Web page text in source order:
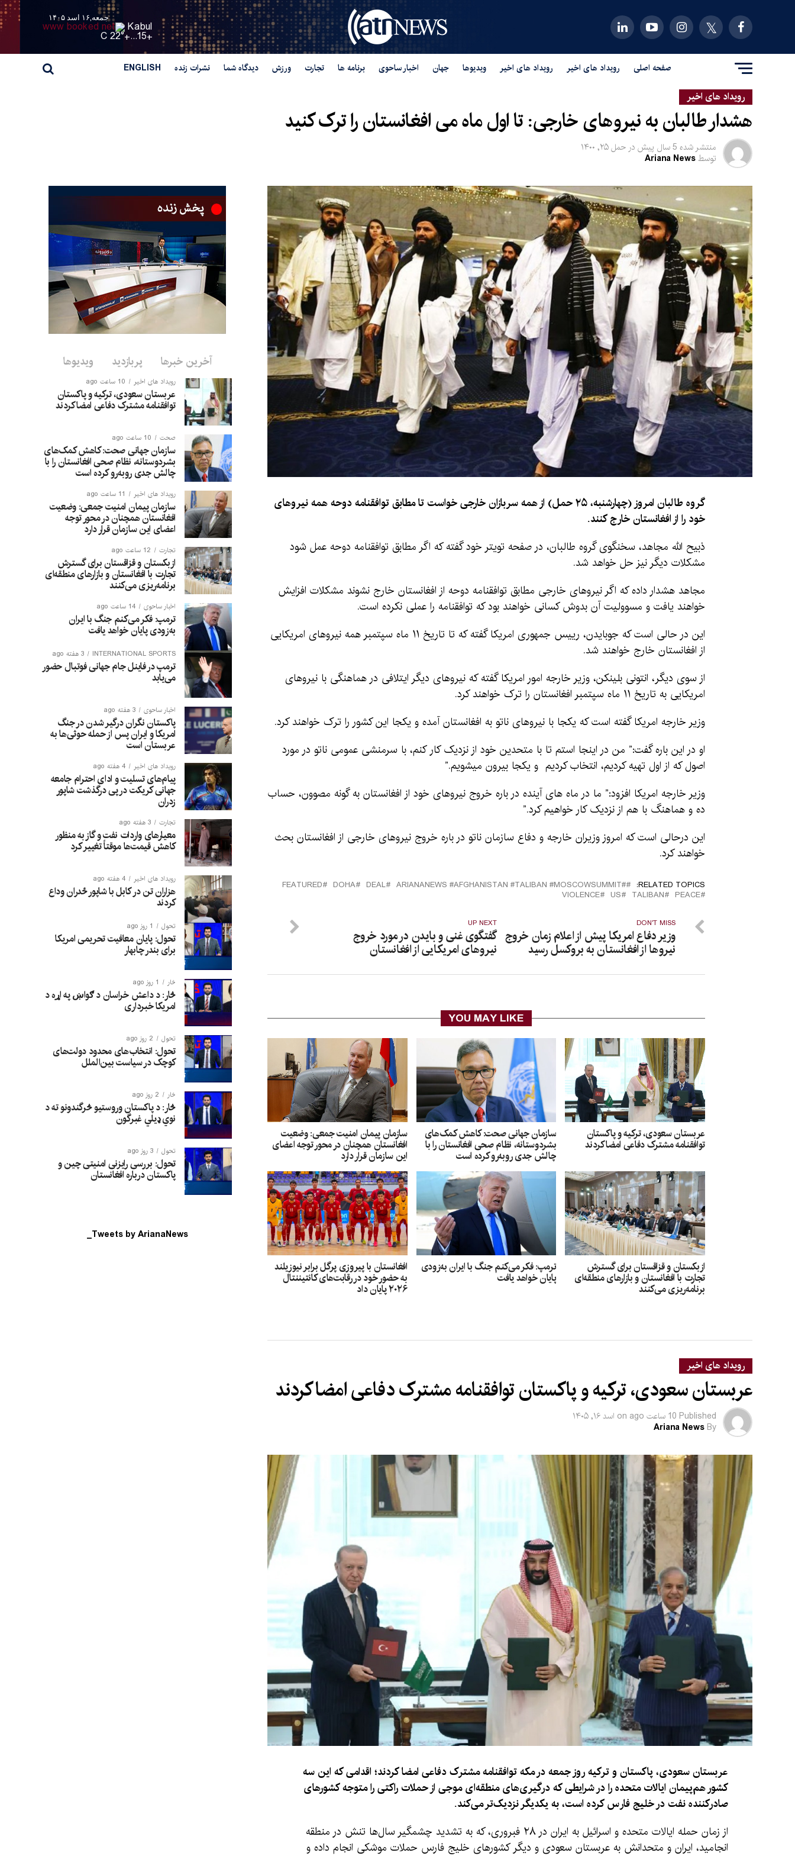
جمعه,۱۶ اسد ۱۴۰۵
Kabul
+
15...
+
22° C
صفحه اصلی رویداد های اخیر رویداد های اخیر ویدیوها جهان اخبار ساحوی برنامه ها تجارت ورزش دیدگاه شما نشرات زنده ENGLISH
رویداد های اخیر
هشدار طالبان به نیروهای خارجی: تا اول ماه می افغانستان را ترک کنید
منتشر شده 5 سال پیش در حمل ۲۵, ۱۴۰۰
توسطAriana News
گروه طالبان امروز (چهارشنبه، ۲۵ حمل) از همه سربازان خارجی خواست تا مطابق توافقنامه دوحه همه نیروهای
خود را از افغانستان خارج کنند.
ذبیح الله مجاهد، سخنگوی گروه طالبان، در صفحه تویتر خود گفته که اگر مطابق توافقنامه دوحه عمل شود
مشکلات دیگر نیز حل خواهد شد.
مجاهد هشدار داده که اگر نیروهای خارجی مطابق توافقنامه دوحه از افغانستان خارج نشوند مشکلات افزایش
خواهند یافت و مسوولیت آن بدوش کسانی خواهند بود که توافقنامه را عملی نکرده است.
این در حالی است که جوبایدن، رییس جمهوری امریکا گفته که تا تاریخ ۱۱ ماه سپتمبر همه نیروهای امریکایی
از افغانستان خارج خواهند شد.
از سوی دیگر، انتونی بلینکن، وزیر خارجه امور امریکا گفته که نیروهای دیگر ایتلافی در هماهنگی با نیروهای
امریکایی به تاریخ ۱۱ ماه سپتمبر افغانستان را ترک خواهند کرد.
وزیر خارجه امریکا گفته است که یکجا با نیروهای ناتو به افغانستان آمده و یکجا این کشور را ترک خواهند کرد.
او در این باره گفت:” من در اینجا استم تا با متحدین خود از نزدیک کار کنم، با سرمنشی عمومی ناتو در مورد
اصول که از اول تهیه کردیم، انتخاب کردیم و یکجا بیرون میشویم.”
وزیر خارجه امریکا افزود:” ما در ماه های آینده در باره خروج نیروهای خود از افغانستان به گونه مصوون، حساب
ده و هماهنگ با هم از نزدیک کار خواهیم کرد.”
این درحالی است که امروز وزیران خارجه و دفاع سازمان ناتو در باره خروج نیروهای خارجی از افغانستان بحث
خواهند کرد.
RELATED TOPICS:
#ARIANANEWS #AFGHANISTAN #TALIBAN #MOSCOWSUMMIT
DEAL
DOHA
FEATURED
PEACE
TALIBAN
US
VIOLENCE
UP NEXT
گفتگوی غنی و بایدن در مورد خروج
نیروهای امریکایی از افغانستان
DON'T MISS
وزیر دفاع امریکا پیش از اعلام زمان خروج
نیروها از افغانستان به بروکسل رسید
YOU MAY LIKE
عربستان سعودی، ترکیه و پاکستان
توافقنامه مشترک دفاعی امضا کردند
سازمان جهانی صحت: کاهش کمک‌های
بشردوستانه، نظام صحی افغانستان را با
چالش جدی روبه‌رو کرده است
سازمان پیمان امنیت جمعی: وضعیت
افغانستان همچنان در محور توجه اعضای
این سازمان قرار دارد
ازبکستان و قزاقستان برای گسترش
تجارت با افغانستان و بازارهای منطقه‌ای
برنامه‌ریزی می‌کنند
ترمپ: فکر می‌کنم جنگ با ایران به‌زودی
پایان خواهد یافت
افغانستان با پیروزی پرگل برابر نیوزیلند
به حضور خود در رقابت‌های کانتیننتال
۲۰۲۶ پایان داد
رویداد های اخیر
عربستان سعودی، ترکیه و پاکستان توافقنامه مشترک دفاعی امضا کردند
Published 10 ساعت ago on اسد ۱۶, ۱۴۰۵
By
Ariana News
عربستان سعودی، پاکستان و ترکیه روز جمعه در مکه توافقنامه مشترک دفاعی امضا کردند؛ اقدامی که این سه
کشور هم‌پیمان ایالات متحده را در شرایطی که درگیری‌های منطقه‌ای موجی از حملات راکتی را متوجه کشورهای
صادرکننده نفت در خلیج فارس کرده است، به یکدیگر نزدیک‌تر می‌کند.
از زمان حمله ایالات متحده و اسرائیل به ایران در ۲۸ فبروری، که به تشدید چشمگیر سال‌ها تنش در منطقه
انجامید، ایران و متحدانش به عربستان سعودی و دیگر کشورهای خلیج فارس حملات موشکی انجام داده و
آخرین خبرها پربازدید ویدیوها
رویداد های اخیر 10 ساعت ago
عربستان سعودی، ترکیه و پاکستان
توافقنامه مشترک دفاعی امضا کردند
صحت 10 ساعت ago
سازمان جهانی صحت: کاهش کمک‌های
بشردوستانه، نظام صحی افغانستان را با
چالش جدی روبه‌رو کرده است
رویداد های اخیر 11 ساعت ago
سازمان پیمان امنیت جمعی: وضعیت
افغانستان همچنان در محور توجه
اعضای این سازمان قرار دارد
تجارت 12 ساعت ago
ازبکستان و قزاقستان برای گسترش
تجارت با افغانستان و بازارهای منطقه‌ای
برنامه‌ریزی می‌کنند
اخبار ساحوی 14 ساعت ago
ترمپ: فکر می‌کنم جنگ با ایران
به‌زودی پایان خواهد یافت
INTERNATIONAL SPORTS 3 هفته ago
ترمپ در فاینل جام جهانی فوتبال حضور
می‌یابد
اخبار ساحوی 3 هفته ago
پاکستان نگران درگیر شدن در جنگ
امریکا و ایران پس از حمله حوثی‌ها به
عربستان است
رویداد های اخیر 4 هفته ago
پیام‌های تسلیت و ادای احترام جامعه
جهانی کریکت در پی درگذشت شاپور
زدران
تجارت 3 هفته ago
معیارهای واردات نفت و گاز به منظور
کاهش قیمت‌ها موقتاً تغییر کرد
رویداد های اخیر 4 هفته ago
هزاران تن در کابل با شاپور ځدران وداع
کردند
تحول 1 روز ago
تحول: پایان معافیت تحریمی امریکا
برای بندر چابهار
څار 1 روز ago
څار: د داعش خراسان د ګواښ په اړه د
امریکا خبرداری
تحول 2 روز ago
تحول: انتخاب‌های محدود دولت‌های
کوچک در سیاست بین‌الملل
څار 2 روز ago
څار: د پاکستان وروستیو څرگندونو ته د
نوي ډیلي غبرگون
تحول 3 روز ago
تحول: بررسی رایزنی امنیتی چین و
پاکستان درباره افغانستان
Tweets by ArianaNews_